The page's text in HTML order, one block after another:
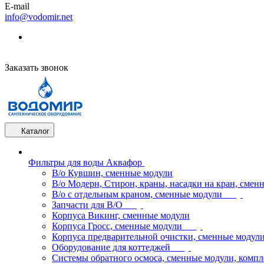
E-mail
info@vodomir.net
Заказать звонок
Каталог
Фильтры для воды Аквафор
В/о Кувшин, сменные модули
В/о Модерн, Стирон, краны, насадки на кран,
В/о с отдельным краном, сменные модули
Запчасти для В/О
Корпуса Викинг, сменные модули
Корпуса Гросс, сменные модули
Корпуса предварительной очистки, сменные модули
Оборудование для коттеджей
Системы обратного осмоса, сменные модули,